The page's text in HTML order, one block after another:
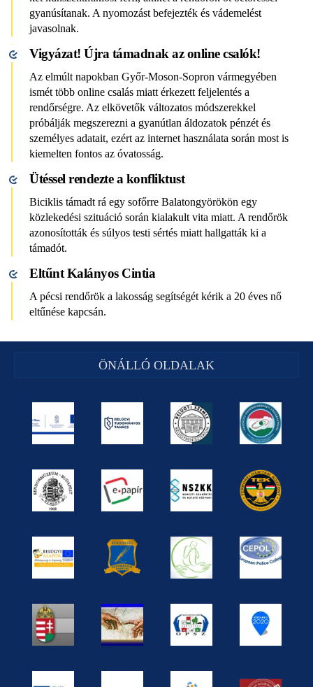
gyanúsítanak. A nyomozást befejezték és vádemelést
javasolnak.
Vigyázat! Újra támadnak az online csalók!
Az elmúlt napokban Győr-Moson-Sopron vármegyében
ismét több online csalás miatt érkezett feljelentés a
rendőrségre. Az elkövetők változatos módszerekkel
próbálják megszerezni a gyanútlan áldozatok pénzét és
személyes adatait, ezért az internet használata során most is
kiemelten fontos az óvatosság.
Ütéssel rendezte a konfliktust
Biciklis támadt rá egy sofőrre Balatongyörökön egy
közlekedési szituáció során kialakult vita miatt. A rendőrök
azonosították és súlyos testi sértés miatt hallgatták ki a
támadót.
Eltűnt Kalányos Cintia
A pécsi rendőrök a lakosság segítségét kérik a 20 éves nő
eltűnése kapcsán.
ÖNÁLLÓ OLDALAK